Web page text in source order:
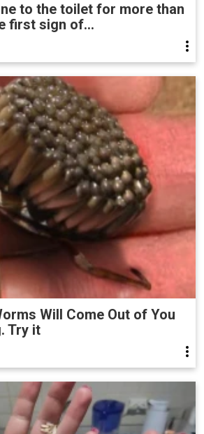
to the toilet for more than
first sign of...
Will Come Out of You
Try it